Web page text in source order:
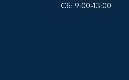
Сб: 9:00-13:00